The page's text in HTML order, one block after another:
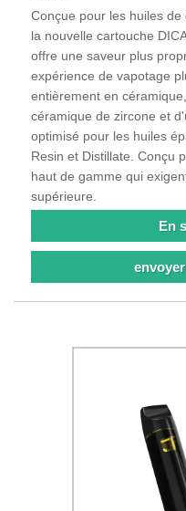
Conçue pour les huiles
la nouvelle cartouche
offre une saveur plus
expérience de vapotage
entièrement en
céramique de zircone et
optimisé pour les huiles
Resin et Distillate. Conçu
haut de gamme qui
supérieure.
En